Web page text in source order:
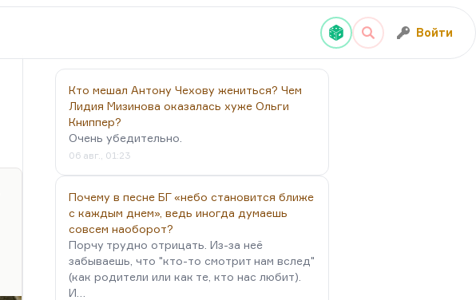
Войти
Кто мешал Антону Чехову жениться? Чем
Лидия Мизинова оказалась хуже Ольги
Книппер?
Очень убедительно.
06 авг., 01:23
Почему в песне БГ «небо становится ближе
с каждым днем», ведь иногда думаешь
совсем наоборот?
Порчу трудно отрицать. Из-за неё
забываешь, что "кто-то смотрит нам вслед"
(как родители или как те, кто нас любит).
И…